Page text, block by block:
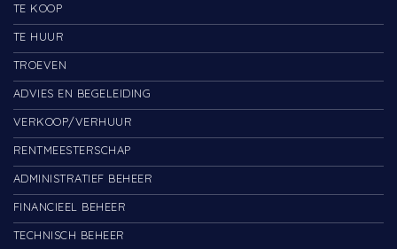
TE KOOP
TE HUUR
TROEVEN
ADVIES EN BEGELEIDING
VERKOOP/VERHUUR
RENTMEESTERSCHAP
ADMINISTRATIEF BEHEER
FINANCIEEL BEHEER
TECHNISCH BEHEER